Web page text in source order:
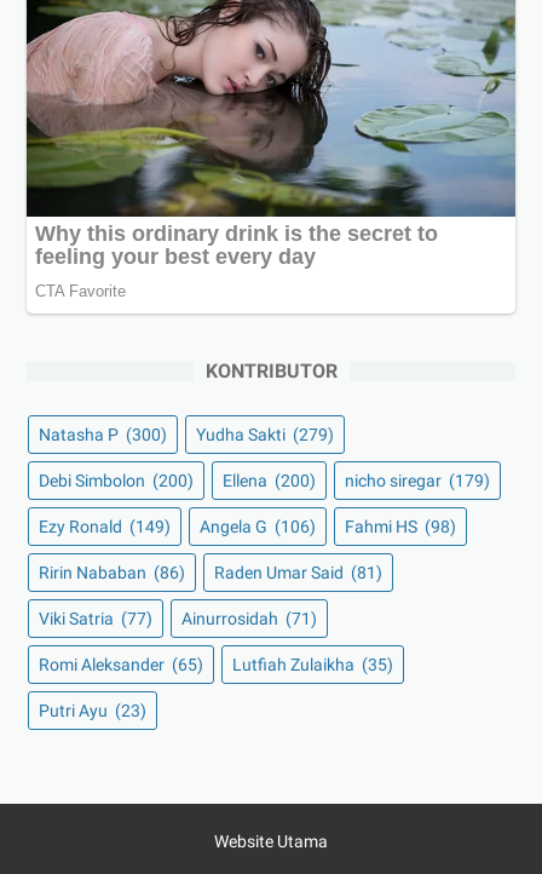
KONTRIBUTOR
Natasha P (300) Yudha Sakti (279)
Debi Simbolon (200) Ellena (200) nicho siregar (179)
Ezy Ronald (149) Angela G (106) Fahmi HS (98)
Ririn Nababan (86) Raden Umar Said (81)
Viki Satria (77) Ainurrosidah (71)
Romi Aleksander (65) Lutfiah Zulaikha (35)
Putri Ayu (23)
Website Utama